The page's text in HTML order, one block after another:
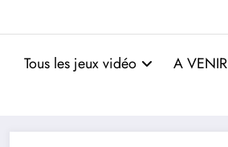
Tous les jeux vidéo A VENIR